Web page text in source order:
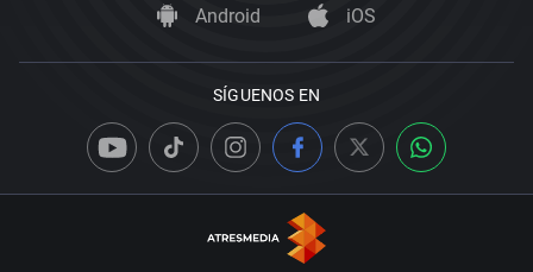
Android iOS
SÍGUENOS EN